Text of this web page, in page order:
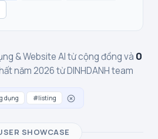
& Website AI từ cộng đồng và 0
năm 2026 từ DINHDANH team
dụng #listing
SHOWCASE